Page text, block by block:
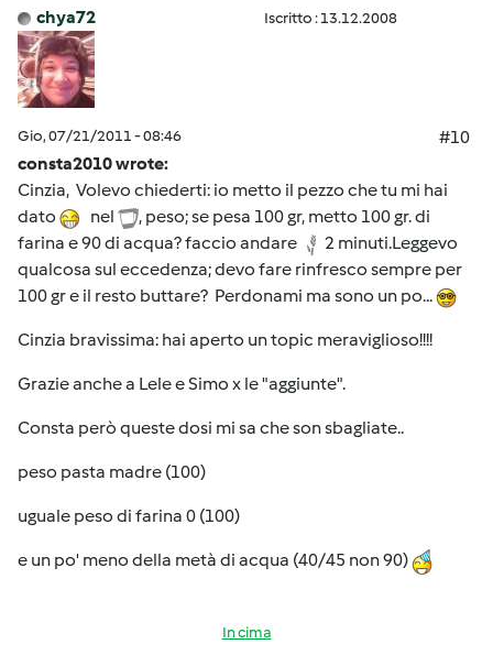
chya72 Iscritto : 13.12.2008
Gio, 07/21/2011 - 08:46
#10
consta2010 wrote:
Cinzia, Volevo chiederti: io metto il pezzo che tu mi hai
dato
nel
, peso; se pesa 100 gr, metto 100 gr. di
farina e 90 di acqua? faccio andare
2 minuti.Leggevo
qualcosa sul eccedenza; devo fare rinfresco sempre per
100 gr e il resto buttare? Perdonami ma sono un po...
Cinzia bravissima: hai aperto un topic meraviglioso!!!!
Grazie anche a Lele e Simo x le "aggiunte".
Consta però queste dosi mi sa che son sbagliate..
peso pasta madre (100)
uguale peso di farina 0 (100)
e un po' meno della metà di acqua (40/45 non 90)
In cima